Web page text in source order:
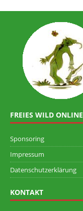
FREIES WILD ONLINE
Sponsoring
Impressum
Datenschutzerklärung
KONTAKT